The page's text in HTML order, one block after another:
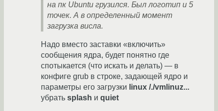
на пк Ubuntu грузился. Был логотип и 5
точек. А в определенный момент
загрузка висла.
Надо вместо заставки «включить»
сообщения ядра, будет понятно где
спотыкается (что искать и делать) — в
конфиге grub в строке, задающей ядро и
параметры его загрузки linux /./vmlinuz...
убрать splash и quiet